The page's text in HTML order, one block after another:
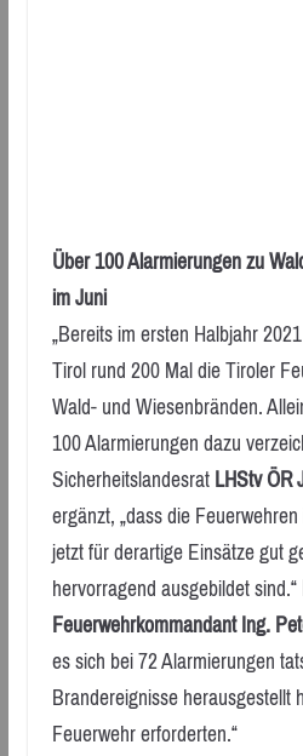
Über 100 Alarmierungen zu
im Juni
„Bereits im ersten Halbjahr
Tirol rund 200 Mal die Tiroler
Wald- und Wiesenbränden.
100 Alarmierungen dazu
SicherheitslandesratLHStv ÖR
ergänzt, „dass die
jetzt für derartige Einsätze gut
hervorragend ausgebildet sind.“
Feuerwehrkommandant Ing.
es sich bei 72 Alarmierungen
Brandereignisse herausgestellt
Feuerwehr erforderten.“